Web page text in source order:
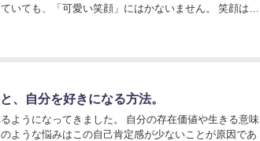
いても、「可愛い笑顔」にはかないません。 笑顔はそ
、自分を好きになる方法。
ようになってきました。 自分の存在価値や生きる意味
ような悩みはこの自己肯定感が少ないことが原因であ